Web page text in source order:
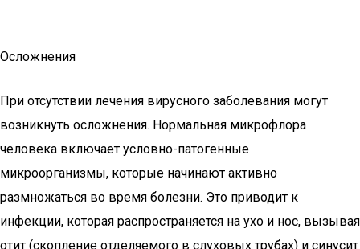
Осложнения
При отсутствии лечения вирусного заболевания могут
возникнуть осложнения. Нормальная микрофлора
человека включает условно-патогенные
микроорганизмы, которые начинают активно
размножаться во время болезни. Это приводит к
инфекции, которая распространяется на ухо и нос, вызывая
отит (скопление отделяемого в слуховых трубах) и синусит